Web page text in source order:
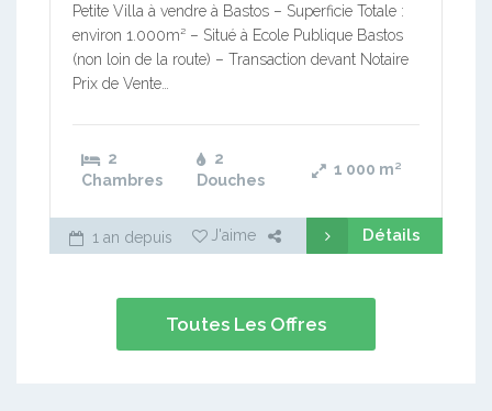
Petite Villa à vendre à Bastos – Superficie Totale :
environ 1.000m² – Situé à Ecole Publique Bastos
(non loin de la route) – Transaction devant Notaire
Prix de Vente…
2
Chambres
2
Douches
1 000 m²
1 an depuis J'aime Détails
Toutes Les Offres